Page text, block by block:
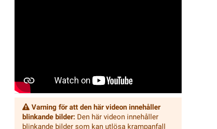
Varning för att den här videon innehåller
blinkande bilder: Den här videon innehåller
blinkande bilder som kan utlösa krampanfall